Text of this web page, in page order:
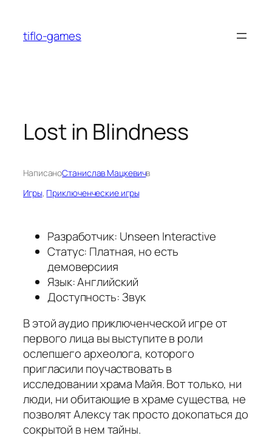
содержимому
tiflo-games
Lost in Blindness
НаписаноСтанислав Мацкевичв
Игры, Приключенческие игры
Разработчик: Unseen Interactive
Статус: Платная, но есть
демоверсиия
Язык: Английский
Доступность: Звук
В этой аудио приключенческой игре от
первого лица вы выступите в роли
ослепшего археолога, которого
пригласили поучаствовать в
исследовании храма Майя. Вот только, ни
люди, ни обитающие в храме существа, не
позволят Алексу так просто докопаться до
сокрытой в нем тайны.